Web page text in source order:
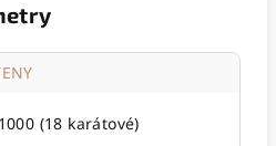
(18 karátové)